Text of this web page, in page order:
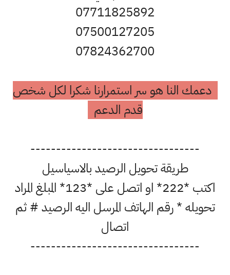
07711825892
07500127205
07824362700
دعمك النا هو سر استمرارنا شكرا لكل شخص
قدم الدعم
---------------------------------
طريقة تحويل الرصيد بالاسياسيل
اكتب *222* او اتصل على *123* المبلغ المراد
تحويله * رقم الهاتف المرسل اليه الرصيد # ثم
اتصال
---------------------------------